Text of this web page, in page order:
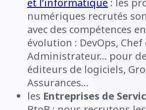
et l’informatique : les
numériques recrutés
avec des compétences
évolution : DevOps,
Administrateur... pour
éditeurs de logiciels,
Assurances...
les Entreprises de